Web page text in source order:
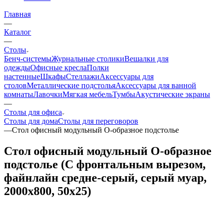
Главная
—
Каталог
—
Столы
Бенч-системыЖурнальные столикиВешалки для
одеждыОфисные креслаПолки
настенныеШкафыСтеллажиАксессуары для
столовМеталлические подстольяАксессуары для ванной
комнатыЛавочкиМягкая мебельТумбыАкустические экраны
—
Столы для офиса
Столы для домаСтолы для переговоров
—Стол офисный модульный О-образное подстолье
Стол офисный модульный О-образное
подстолье (С фронтальным вырезом,
файнлайн средне-серый, серый муар,
2000x800, 50x25)